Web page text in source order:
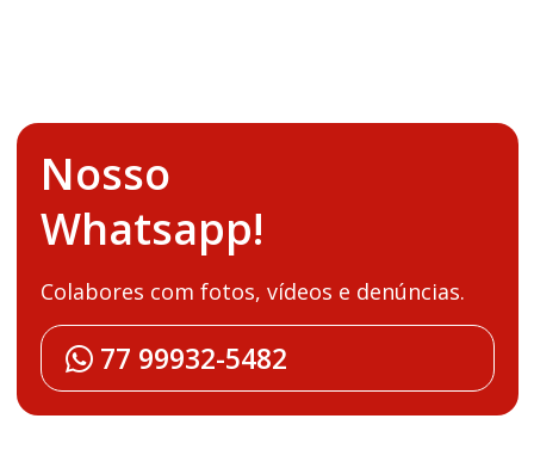
Nosso
Whatsapp!
Colabores com fotos, vídeos e denúncias.
77 99932-5482